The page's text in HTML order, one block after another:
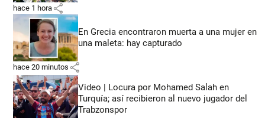
hace 1 hora share
En Grecia encontraron muerta a una mujer en
una maleta: hay capturado
hace 20 minutos share
Video | Locura por Mohamed Salah en
Turquía; así recibieron al nuevo jugador del
Trabzonspor